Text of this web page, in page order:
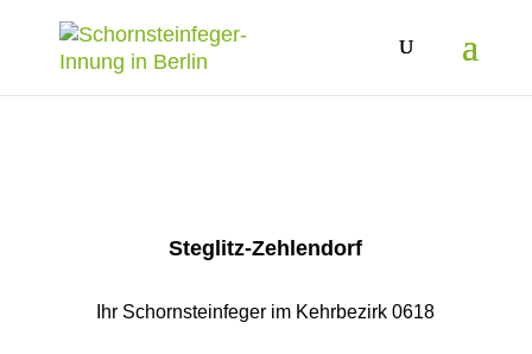
Steglitz-Zehlendorf
Ihr Schornsteinfeger im Kehrbezirk 0618